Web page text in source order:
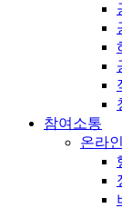
참여소통
온라